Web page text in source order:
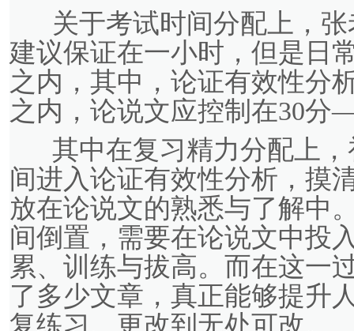
关于考试时间分配上，张
建议保证在一小时，但是日
之内，其中，论证有效性
之内，论说文应控制在30
其中在复习精力分配上，
间进入论证有效性分析，摸
放在论说文的熟悉与了解中
间倒置，需要在论说文中投
累、训练与拔高。而在这一
了多少文章，真正能够提升
复练习、更改到无处可改。